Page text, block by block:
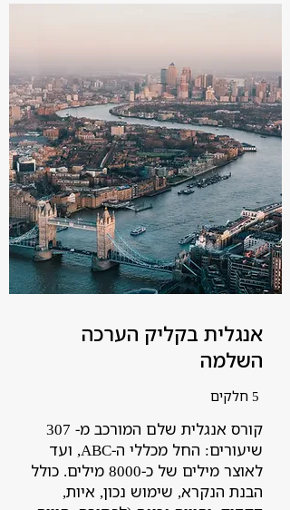
אנגלית בקליק הערכה
השלמה
קורס אנגלית שלם המורכב מ- 307
שיעורים: החל מכללי ה-ABC, ועד
לאוצר מילים של כ-8000 מילים. כולל
הבנת הנקרא, שימוש נכון, איות,